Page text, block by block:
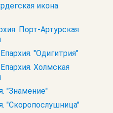
икона
Порт-Артурская
"Одигитрия"
Холмская
"Знамение"
"Скоропослушница"